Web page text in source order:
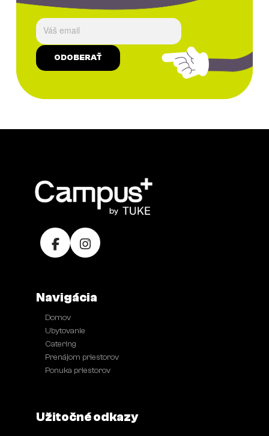
ODOBERAŤ
Navigácia
Domov
Ubytovanie
Catering
Prenájom priestorov
Ponuka priestorov
Užitočné odkazy